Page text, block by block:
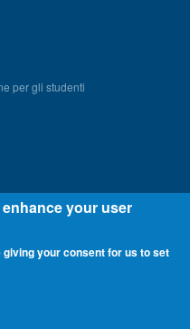
per gli studenti
your user
your consent for us to set